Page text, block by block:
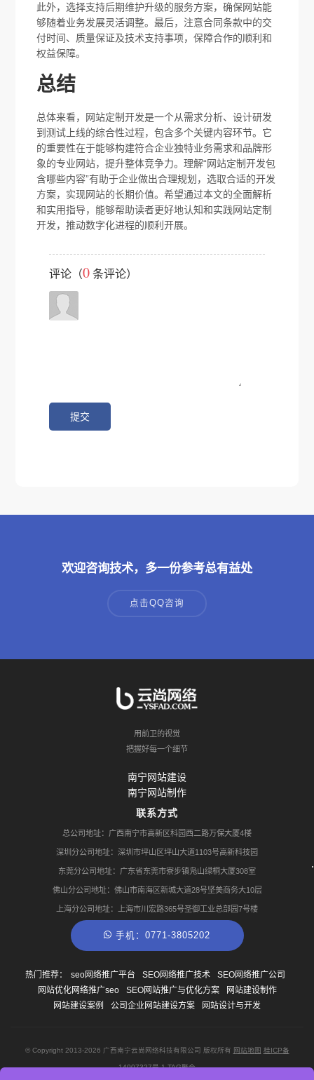
此外，选择支持后期维护升级的服务方案，确保网站能
够随着业务发展灵活调整。最后，注意合同条款中的交
付时间、质量保证及技术支持事项，保障合作的顺利和
权益保障。
总结
总体来看，网站定制开发是一个从需求分析、设计研发
到测试上线的综合性过程，包含多个关键内容环节。它
的重要性在于能够构建符合企业独特业务需求和品牌形
象的专业网站，提升整体竞争力。理解“网站定制开发包
含哪些内容”有助于企业做出合理规划，选取合适的开发
方案，实现网站的长期价值。希望通过本文的全面解析
和实用指导，能够帮助读者更好地认知和实践网站定制
开发，推动数字化进程的顺利开展。
评论（0条评论）
欢迎咨询技术，多一份参考总有益处
点击QQ咨询
用前卫的视觉
把握好每一个细节
南宁网站建设
南宁网站制作
联系方式
总公司地址：广西南宁市高新区科园西二路万保大厦4楼
深圳分公司地址：深圳市坪山区坪山大道1103号高新科技园
东莞分公司地址：广东省东莞市寮步镇凫山绿桐大厦308室
佛山分公司地址：佛山市南海区新城大道28号坚美商务大10层
上海分公司地址：上海市川宏路365号圣御工业总部园7号楼
手机：0771-3805202
热门推荐： seo网络推广平台 SEO网络推广技术
SEO网络推广公司
网站优化网络推广seo
SEO网站推广与优化方案
网站建设制作
网站建设案例
公司企业网站建设方案 网站设计与开发
© Copyright 2013-2026 广西南宁云尚网络科技有限公司 版权所有 网站地图 桂ICP备
14007327号-1 TAG聚合